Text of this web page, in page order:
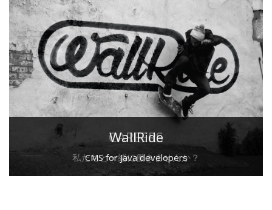
CAREERS
私たちと一緒に働きませんか？
WallRide
CMS for Java developers